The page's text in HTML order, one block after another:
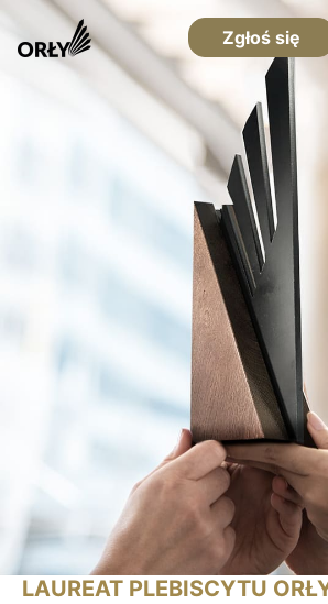
Zgłoś się
LAUREAT PLEBISCYTU